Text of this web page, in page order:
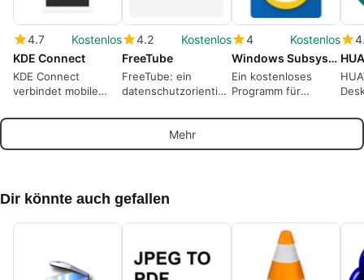
4.7
Kostenlos
KDE Connect
KDE Connect
verbindet mobile
Windows-PCs in
Netzwerk
4.2
Kostenlos
FreeTube
FreeTube: ein
datenschutzorientierter
Client für lokale
Wiedergabe
4
Kostenlos
Windows Subsystem for Linux WSL
Ein kostenloses
Programm für
Microsoft
für
Mehr
Dir könnte auch gefallen